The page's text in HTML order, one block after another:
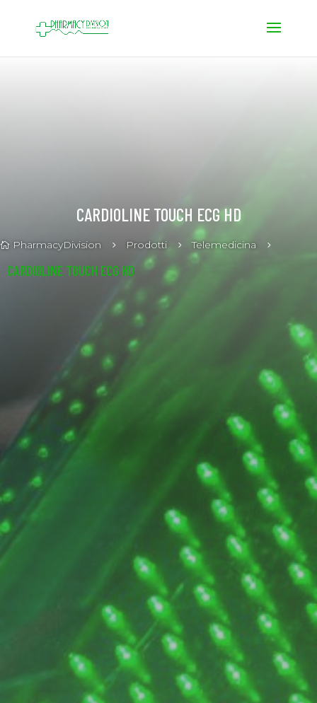
CARDIOLINE TOUCH ECG HD
 PharmacyDivision 5 Prodotti 5 Telemedicina 5
CARDIOLINE TOUCH ECG HD